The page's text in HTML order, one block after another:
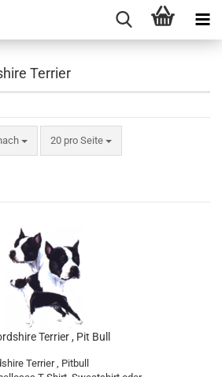
Terrier
20 pro Seite
pro Seite
Terrier , Pit Bull
Terrier , Pitbull